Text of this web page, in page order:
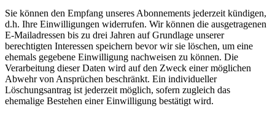
Sie können den Empfang unseres Abonnements jederzeit kündigen,
d.h. Ihre Einwilligungen widerrufen. Wir können die ausgetragenen
E-Mailadressen bis zu drei Jahren auf Grundlage unserer
berechtigten Interessen speichern bevor wir sie löschen, um eine
ehemals gegebene Einwilligung nachweisen zu können. Die
Verarbeitung dieser Daten wird auf den Zweck einer möglichen
Abwehr von Ansprüchen beschränkt. Ein individueller
Löschungsantrag ist jederzeit möglich, sofern zugleich das
ehemalige Bestehen einer Einwilligung bestätigt wird.